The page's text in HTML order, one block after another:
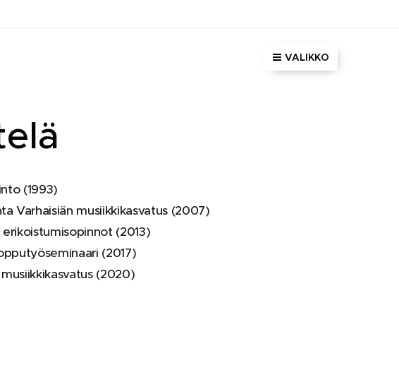
VALIKKO
(1993)
Varhaisiän musiikkikasvatus (2007)
(2013)
(2017)
(2020)